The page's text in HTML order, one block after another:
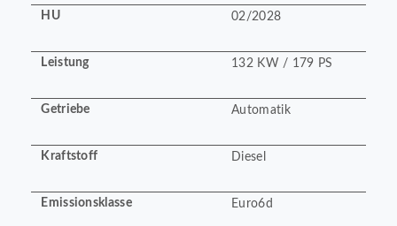
HU 02/2028
Leistung 132 KW / 179 PS
Getriebe Automatik
Kraftstoff Diesel
Emissionsklasse Euro6d